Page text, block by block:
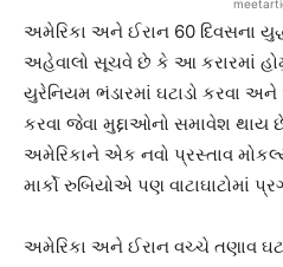
અમેરિકા અને ઈરાન 60 દિવસના
અહેવાલો સૂચવે છે કે આ કરારમાં
યુરેનિયમ ભંડારમાં ઘટાડો કરવા અને
કરવા જેવા મુદ્દાઓનો સમાવેશ થાય
અમેરિકાને એક નવો પ્રસ્તાવ
માર્કો રુબિયોએ પણ વાટાઘાટોમાં
અમેરિકા અને ઈરાન વચ્ચે તણાવ